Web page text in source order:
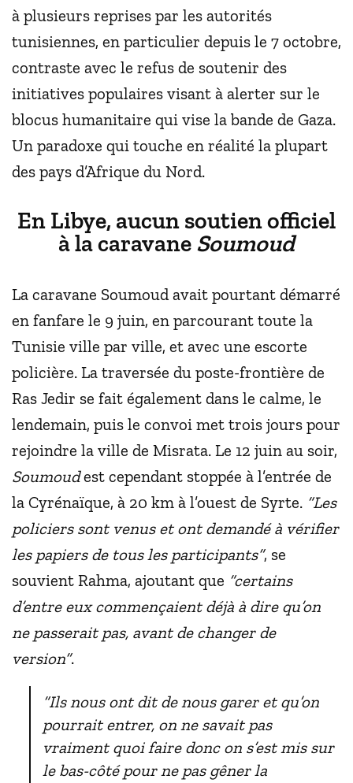
à plusieurs reprises par les autorités
tunisiennes, en particulier depuis le 7 octobre,
contraste avec le refus de soutenir des
initiatives populaires visant à alerter sur le
blocus humanitaire qui vise la bande de Gaza.
Un paradoxe qui touche en réalité la plupart
des pays d’Afrique du Nord.
En Libye, aucun soutien officiel
à la caravaneSoumoud
La caravane Soumoud avait pourtant démarré
en fanfare le 9 juin, en parcourant toute la
Tunisie ville par ville, et avec une escorte
policière. La traversée du poste-frontière de
Ras Jedir se fait également dans le calme, le
lendemain, puis le convoi met trois jours pour
rejoindre la ville de Misrata. Le 12 juin au soir,
Soumoudest cependant stoppée à l’entrée de
la Cyrénaïque, à 20 km à l’ouest de Syrte. “Les
policiers sont venus et ont demandé à vérifier
les papiers de tous les participants”, se
souvient Rahma, ajoutant que “certains
d’entre eux commençaient déjà à dire qu’on
ne passerait pas, avant de changer de
version”.
“Ils nous ont dit de nous garer et qu’on
pourrait entrer, on ne savait pas
vraiment quoi faire donc on s’est mis sur
le bas-côté pour ne pas gêner la